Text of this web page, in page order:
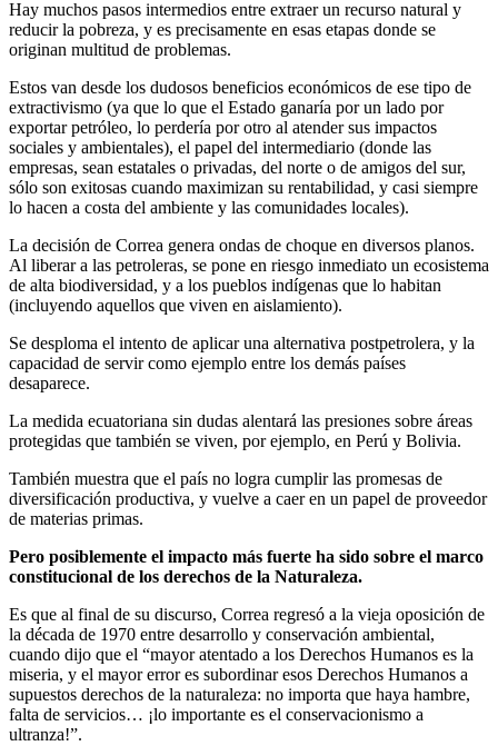
Hay muchos pasos intermedios entre extraer un recurso natural y
reducir la pobreza, y es precisamente en esas etapas donde se
originan multitud de problemas.
Estos van desde los dudosos beneficios económicos de ese tipo de
extractivismo (ya que lo que el Estado ganaría por un lado por
exportar petróleo, lo perdería por otro al atender sus impactos
sociales y ambientales), el papel del intermediario (donde las
empresas, sean estatales o privadas, del norte o de amigos del sur,
sólo son exitosas cuando maximizan su rentabilidad, y casi siempre
lo hacen a costa del ambiente y las comunidades locales).
La decisión de Correa genera ondas de choque en diversos planos.
Al liberar a las petroleras, se pone en riesgo inmediato un ecosistema
de alta biodiversidad, y a los pueblos indígenas que lo habitan
(incluyendo aquellos que viven en aislamiento).
Se desploma el intento de aplicar una alternativa postpetrolera, y la
capacidad de servir como ejemplo entre los demás países
desaparece.
La medida ecuatoriana sin dudas alentará las presiones sobre áreas
protegidas que también se viven, por ejemplo, en Perú y Bolivia.
También muestra que el país no logra cumplir las promesas de
diversificación productiva, y vuelve a caer en un papel de proveedor
de materias primas.
Pero posiblemente el impacto más fuerte ha sido sobre el marco
constitucional de los derechos de la Naturaleza.
Es que al final de su discurso, Correa regresó a la vieja oposición de
la década de 1970 entre desarrollo y conservación ambiental,
cuando dijo que el “mayor atentado a los Derechos Humanos es la
miseria, y el mayor error es subordinar esos Derechos Humanos a
supuestos derechos de la naturaleza: no importa que haya hambre,
falta de servicios… ¡lo importante es el conservacionismo a
ultranza!”.